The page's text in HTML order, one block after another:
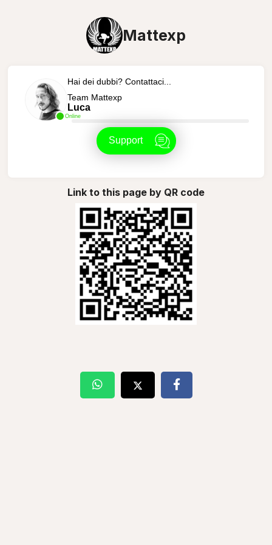
Mattexp
Online
Hai dei dubbi? Contattaci...
Team Mattexp
Luca
Support
Link to this page by QR code